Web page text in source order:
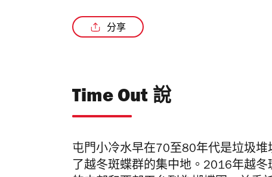
分享
Time Out 說
屯門小冷水早在70至80年代是垃圾
了越冬斑蝶群的集中地。2016年越